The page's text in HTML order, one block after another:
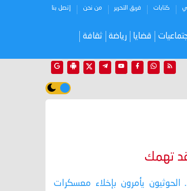
كتابات فريق التحرير من نحن إتصل بنا
قضايا رياضة ثقافة
تهمك
الحوثيون يأمرون بإخلاء معسكرات